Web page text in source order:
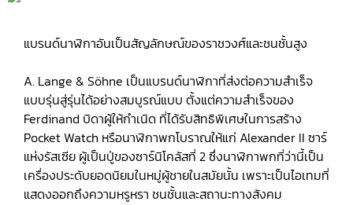
แบรนด์นาฬิกาอันเป็นสัญลักษณ์ของราชวงศ์และชนชั้นสูง
A. Lange & Söhne เป็นแบรนด์นาฬิกาที่ส่งต่อความสำเร็จ
แบบรุ่นสู่รุ่นได้อย่างสมบูรณ์แบบ ตั้งแต่ความสำเร็จของ
Ferdinand บิดาผู้ให้กำเนิด ที่ได้รับสิทธิพิเศษในการสร้าง
Pocket Watch หรือนาฬิกาพกโบราณให้แก่ Alexander II ซาร์
แห่งรัสเซีย ผู้เป็นปู่ของซาร์นิโคลัสที่ 2 ซึ่งนาฬิกาพกที่ว่านี้เป็น
เครื่องประดับยอดนิยมในหมู่ผู้ชายในสมัยนั้น เพราะเป็นไอเทมที่
แสดงออกถึงความหรูหรา ชนชั้นและสถานะทางสังคม